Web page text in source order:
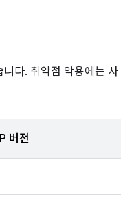
다. 취약점 악용에는 사
버전